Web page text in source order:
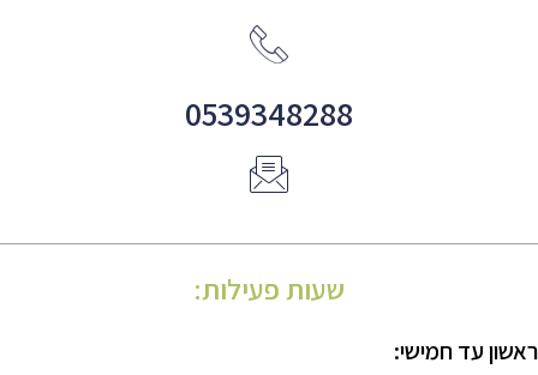
0539348288
שעות פעילות:
ראשון עד חמישי: